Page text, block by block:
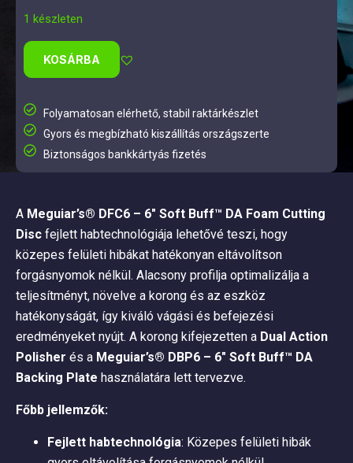
1 készleten
KOSÁRBA
Folyamatosan elérhető, stabil raktárkészlet
Gyors és megbízható kiszállítás országszerte
Biztonságos bankkártyás fizetés
A Meguiar’s® DFC6 – 6″ Soft Buff™ DA Foam Cutting
Disc fejlett habtechnológiája lehetővé teszi, hogy
közepes felületi hibákat hatékonyan eltávolítson
forgásnyomok nélkül. Alacsony profilja optimalizálja a
teljesítményt, növelve a korong és az eszköz
hatékonyságát, így kiváló vágási és befejezési
eredményeket nyújt. A korong kifejezetten a Dual Action
Polisher és a Meguiar’s® DBP6 – 6″ Soft Buff™ DA
Backing Plate használatára lett tervezve.
Főbb jellemzők:
Fejlett habtechnológia: Közepes felületi hibák